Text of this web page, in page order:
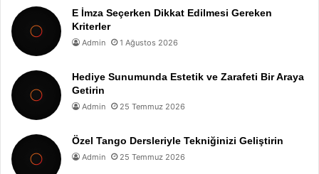
E İmza Seçerken Dikkat Edilmesi Gereken
Kriterler
Admin 1 Ağustos 2026
Hediye Sunumunda Estetik ve Zarafeti Bir Araya
Getirin
Admin 25 Temmuz 2026
Özel Tango Dersleriyle Tekniğinizi Geliştirin
Admin 25 Temmuz 2026